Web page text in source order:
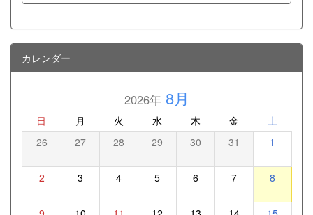
カレンダー
2026年8月
日 月 火 水 木 金 土
26 27 28 29 30 31 1
2 3 4 5 6 7 8